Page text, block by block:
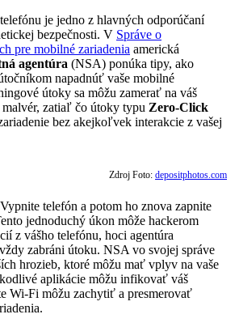
je jedno z hlavných odporúčaní
bezpečnosti. V Správe o
pre mobilné zariadenia americká
agentúra (NSA) ponúka tipy, ako
napadnúť vaše mobilné
útoky sa môžu zamerať na váš
zatiaľ čo útoky typu Zero-Click
bez akejkoľvek interakcie z vašej
Zdroj Foto: depositphotos.com
telefón a potom ho znova zapnite
jednoduchý úkon môže hackerom
z vášho telefónu, hoci agentúra
zabráni útoku. NSA vo svojej správe
hrozieb, ktoré môžu mať vplyv na vaše
aplikácie môžu infikovať váš
Wi-Fi môžu zachytiť a presmerovať